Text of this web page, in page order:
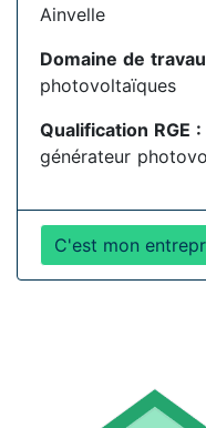
Ainvelle
Domaine de
photovoltaïques
Qualification RGE :
générateur
C'est mon